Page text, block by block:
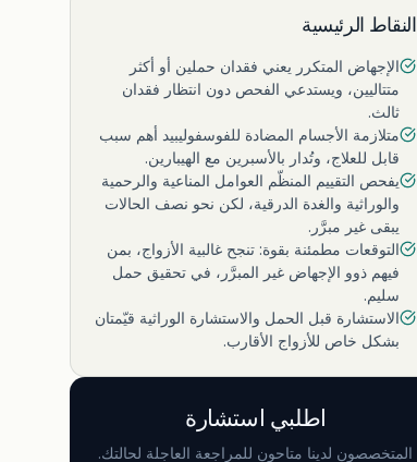
النقاط الرئيسية
الإجهاض المتكرر يعني فقدان حملين أو أكثر
متتاليين، ويستدعي الفحص دون انتظار فقدان
ثالث.
متلازمة الأجسام المضادة للفوسفوليبيد أهم سبب
قابل للعلاج، وتُدار بالأسبرين مع الهيبارين.
يفحص التقييم المنظّم العوامل المناعية والرحمية
والوراثية والغدة الدرقية، لكن نحو نصف الحالات
يبقى غير مبرَّر.
التوقعات مطمئنة بقوة: تنجح غالبية الأزواج، بمن
فيهم ذوو الإجهاض غير المبرَّر، في تحقيق حمل
سليم.
الاستشارة قبل الحمل والاستشارة الوراثية قيّمتان
بشكل خاص للأزواج الأقارب.
اطلبي استشارة
المتخصصون لدينا متاحون للمراجعة العاجلة لحالتك.